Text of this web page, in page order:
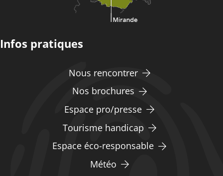
Infos pratiques
Nous rencontrer
Nos brochures
Espace pro/presse
Tourisme handicap
Espace éco-responsable
Météo